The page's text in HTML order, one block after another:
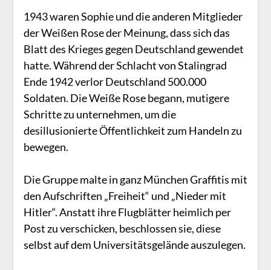
1943 waren Sophie und die anderen Mitglieder
der Weißen Rose der Meinung, dass sich das
Blatt des Krieges gegen Deutschland gewendet
hatte. Während der Schlacht von Stalingrad
Ende 1942 verlor Deutschland 500.000
Soldaten. Die Weiße Rose begann, mutigere
Schritte zu unternehmen, um die
desillusionierte Öffentlichkeit zum Handeln zu
bewegen.
Die Gruppe malte in ganz München Graffitis mit
den Aufschriften „Freiheit“ und „Nieder mit
Hitler“. Anstatt ihre Flugblätter heimlich per
Post zu verschicken, beschlossen sie, diese
selbst auf dem Universitätsgelände auszulegen.